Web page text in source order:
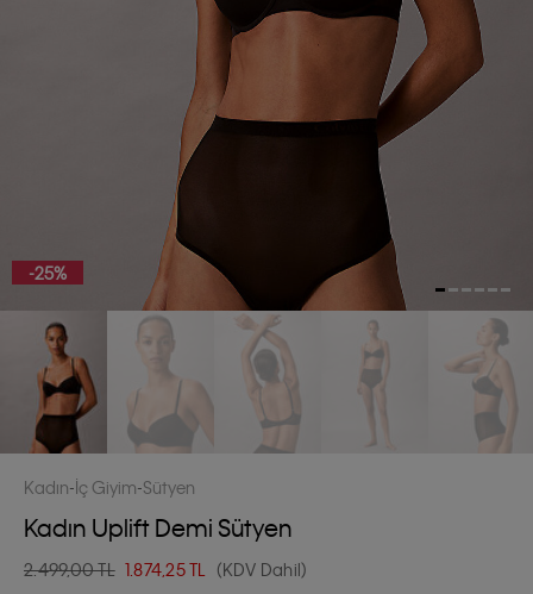
-25%
Kadın İç Giyim Sütyen
Kadın Uplift Demi Sütyen
2.499,00 TL 1.874,25TL (KDV Dahil)